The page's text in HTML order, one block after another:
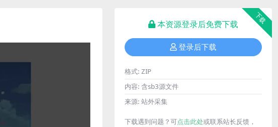
下载
本资源登录后免费下载
登录后下载
格式: ZIP
内容: 含sb3源文件
来源: 站外采集
下载遇到问题？可点击此处或联系站长反馈，